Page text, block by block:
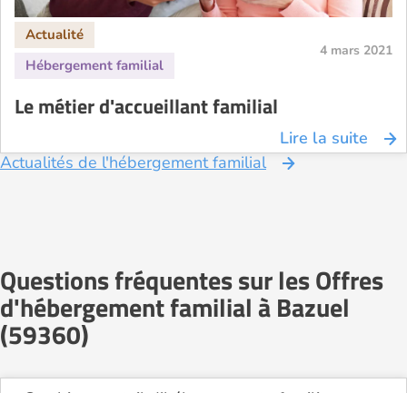
4 mars 2021
Le métier d'accueillant familial
Lire la suite
Actualités de l'hébergement familial
Questions fréquentes sur les Offres
d'hébergement familial à Bazuel
(59360)